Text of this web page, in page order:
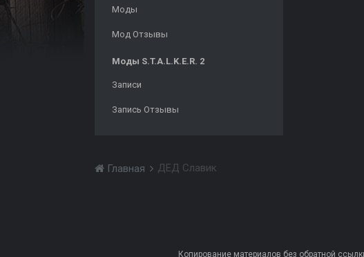
Моды
Мод Отзывы
Моды S.T.A.L.K.E.R. 2
Записи
Запись Отзывы
Главная ДЕД Славик
Копирование материалов без обратной